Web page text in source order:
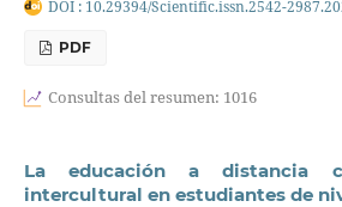
DOI : 10.29394/Scientific.issn.2542-
PDF
Consultas del resumen: 1016
La educación a distancia
intercultural en estudiantes de